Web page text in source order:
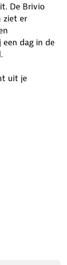
De Brivio
ziet er
een dag in de
uit je
De Brivio